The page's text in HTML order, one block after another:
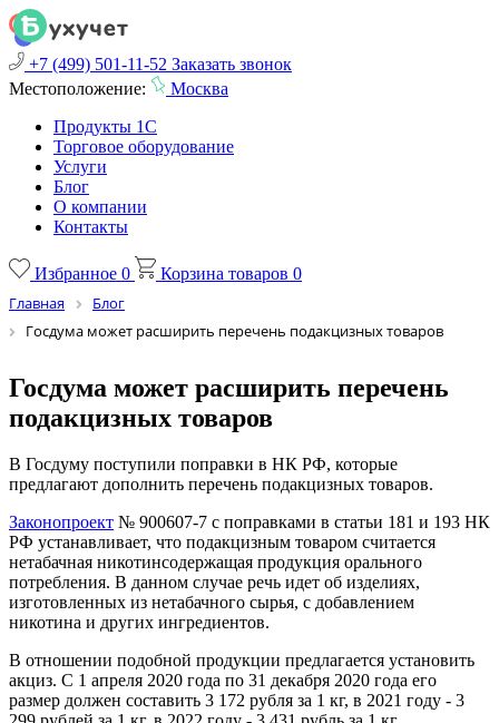
+7 (499) 501-11-52 Заказать звонок
Местоположение:
Москва
Продукты 1С
Торговое оборудование
Услуги
Блог
О компании
Контакты
Избранное 0 Корзина товаров 0
Главная
Блог
Госдума может расширить перечень подакцизных товаров
Госдума может расширить перечень
подакцизных товаров
В Госдуму поступили поправки в НК РФ, которые
предлагают дополнить перечень подакцизных товаров.
Законопроект № 900607-7 с поправками в статьи 181 и 193 НК
РФ устанавливает, что подакцизным товаром считается
нетабачная никотинсодержащая продукция орального
потребления. В данном случае речь идет об изделиях,
изготовленных из нетабачного сырья, с добавлением
никотина и других ингредиентов.
В отношении подобной продукции предлагается установить
акциз. С 1 апреля 2020 года по 31 декабря 2020 года его
размер должен составить 3 172 рубля за 1 кг, в 2021 году - 3